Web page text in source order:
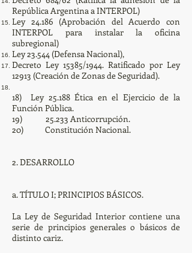
República Argentina a INTERPOL)
Ley 24.186 (Aprobación del Acuerdo con
INTERPOL para instalar la oficina
subregional)
Ley 23.544 (Defensa Nacional),
Decreto Ley 15385/1944. Ratificado por Ley
12913 (Creación de Zonas de Seguridad).
18) Ley 25.188 Ética en el Ejercicio de la
Función Pública.
19) 25.233 Anticorrupción.
20) Constitución Nacional.
2. DESARROLLO
a. TÍTULO I; PRINCIPIOS BÁSICOS.
La Ley de Seguridad Interior contiene una
serie de principios generales o básicos de
distinto cariz.